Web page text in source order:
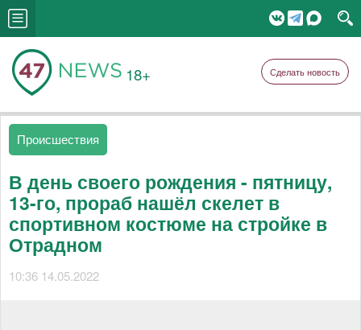
18+ Сделать новость
Происшествия
В день своего рождения - пятницу,
13-го, прораб нашёл скелет в
спортивном костюме на стройке в
Отрадном
10:36 14.05.2022